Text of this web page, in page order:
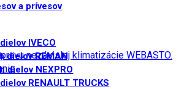
a prívesov
IVECO
dielov REMAN
dielov NEXPRO
RENAULT TRUCKS
nezávislej klimatizácie WEBASTO.